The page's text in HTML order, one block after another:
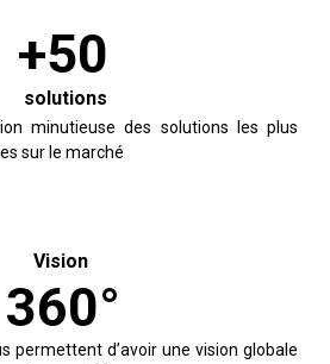
+50
solutions
minutieuse des solutions les plus
sur le marché
Vision
360°
permettent d’avoir une vision globale